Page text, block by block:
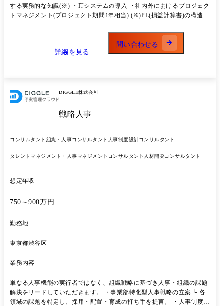
動かすオンボーディング体験を運用いただきます。 具体的には以下の業
務内容を想定しています。 ・DIGGLE導入プロジェクトのプロジェクト
のコンサルティング ・DIGGLEの設定代行 ・顧客向けトレーニング実
施 その他、オンボーディングプロセスを磨くための企画立案・CS全体
の課題解決のための企画・実行などにも関わっていただくことができま
うPE(プロダクトエキスパート)チーム ・顧客プロセス全体の改善を担う
CS企画チーム の4チームに分かれています。 カスタマーサクセスチーム
のメンバーは総合商社・大手監査法人・外資系メーカー・外食大手・他
点」という考え方を重視し、仕組み化することを大切にしています。
する実務的な知識(※) ・ITシステムの導入 ・社内外におけるプロジェク
トマネジメント(プロジェクト期間1年相当) (※)PL(損益計算書)の構造を
詳細を見る
問い合わせる
DIGGLE株式会社
戦略人事
コンサルタント 組織・人事コンサルタント 人事制度設計コンサルタント
タレントマネジメント・人事マネジメントコンサルタント 人材開発コンサルタント
想定年収
750～900万円
勤務地
東京都渋谷区
業務内容
単なる人事機能の実行者ではなく、組織戦略に基づき人事・組織の課題
解決をリードしていただきます。 ・事業部特化型人事戦略の立案 └ 各
領域の課題を特定し、採用・配置・育成の打ち手を提言。 ・人事制度の